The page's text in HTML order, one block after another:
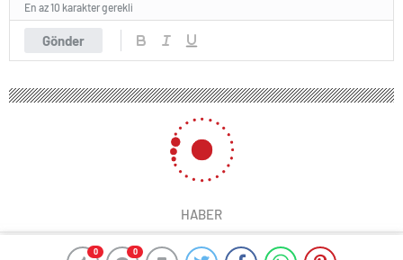
0 0
Gönder
En az 10 karakter gerekli
HABER